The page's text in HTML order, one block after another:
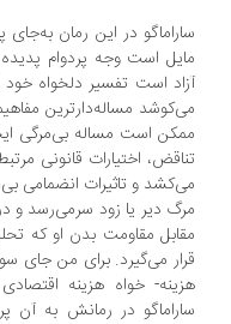
در این رمان به‌جای
است وجه پردوام پدیده
است تفسیر دلخواه خود را از
مساله‌دارترین مفاهیم
است مساله بی‌مرگی ایجاد کند
اختیارات قانونی مرتبط
و تاثیرات انضمامی بی‌مرگی
دیر یا زود سرمی‌رسد و در هرحال
مقاومت بدن او که تحلیل
می‌گیرد. برای من جای سوال
‌خواه هزینه اقتصادی
در رمانش به آن